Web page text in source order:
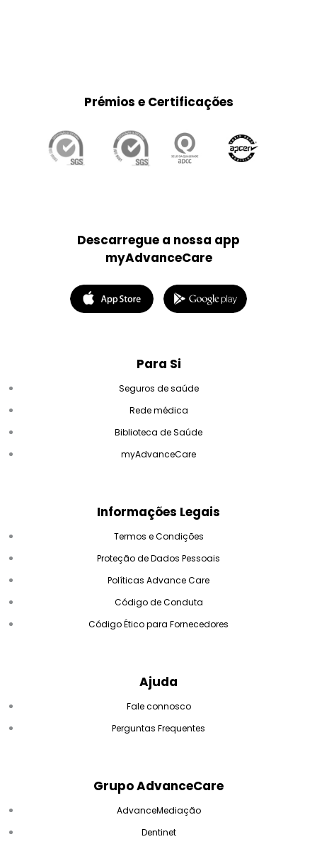
Para Si
Seguros de saúde
Rede médica
Biblioteca de Saúde
myAdvanceCare
Informações Legais
Termos e Condições
Proteção de Dados Pessoais
Políticas Advance Care
Código de Conduta
Código Ético para Fornecedores
Ajuda
Fale connosco
Perguntas Frequentes
Grupo AdvanceCare
AdvanceMediação
Dentinet
Descarregue a nossa app
myAdvanceCare
Prémios e Certificações